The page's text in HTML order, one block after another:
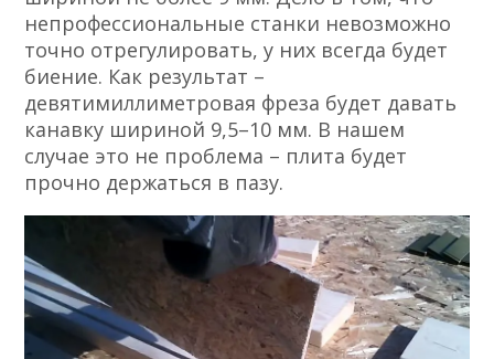
непрофессиональные станки невозможно
точно отрегулировать, у них всегда будет
биение. Как результат –
девятимиллиметровая фреза будет давать
канавку шириной 9,5–10 мм. В нашем
случае это не проблема – плита будет
прочно держаться в пазу.